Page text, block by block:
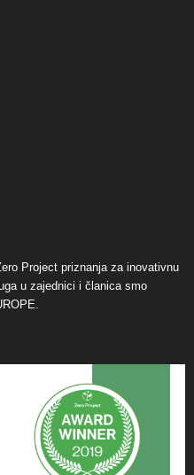
Project priznanja za inovativnu
u zajednici i članica smo